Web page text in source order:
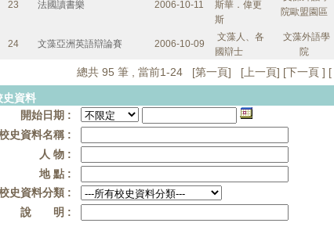
23 法國讀書樂 2006-10-11
斯華．偉更
斯
院歐盟園區
24 文藻亞洲英語辯論賽 2006-10-09
文藻人、各
國辯士
文藻外語學
院
總共 95 筆 , 當前1-24 [第一頁] [上一頁] [下一頁 ] [
史資料
開始日期 :
史資料名稱 :
人 物 :
地 點 :
史資料分類 :
說 明 :